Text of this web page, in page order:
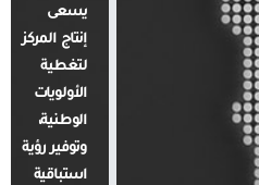
يسعى
إنتاج المركز
لتغطية
الأولويات
الوطنية،
وتوفير رؤية
استباقية